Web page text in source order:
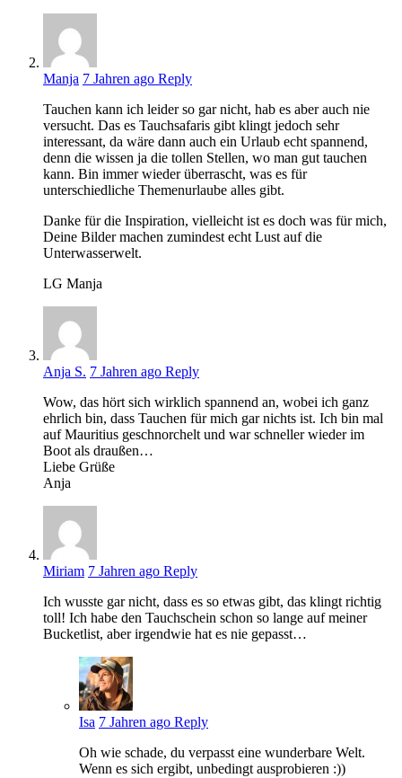
Manja 7 Jahren ago Reply
Tauchen kann ich leider so gar nicht, hab es aber auch nie
versucht. Das es Tauchsafaris gibt klingt jedoch sehr
interessant, da wäre dann auch ein Urlaub echt spannend,
denn die wissen ja die tollen Stellen, wo man gut tauchen
kann. Bin immer wieder überrascht, was es für
unterschiedliche Themenurlaube alles gibt.
Danke für die Inspiration, vielleicht ist es doch was für mich,
Deine Bilder machen zumindest echt Lust auf die
Unterwasserwelt.
LG Manja
Anja S. 7 Jahren ago Reply
Wow, das hört sich wirklich spannend an, wobei ich ganz
ehrlich bin, dass Tauchen für mich gar nichts ist. Ich bin mal
auf Mauritius geschnorchelt und war schneller wieder im
Boot als draußen…
Liebe Grüße
Anja
Miriam 7 Jahren ago Reply
Ich wusste gar nicht, dass es so etwas gibt, das klingt richtig
toll! Ich habe den Tauchschein schon so lange auf meiner
Bucketlist, aber irgendwie hat es nie gepasst…
Isa 7 Jahren ago Reply
Oh wie schade, du verpasst eine wunderbare Welt.
Wenn es sich ergibt, unbedingt ausprobieren :))